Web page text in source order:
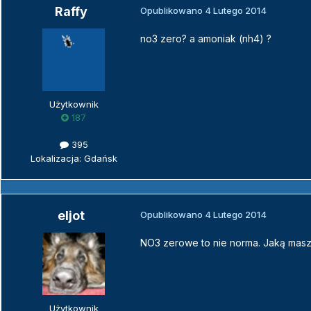
Raffy
Użytkownik
187
395
Lokalizacja: Gdańsk
Opublikowano 4 Lutego 2014
no3 zero? a amoniak (nh4) ?
eljot
Użytkownik
Opublikowano 4 Lutego 2014
NO3 zerowe to nie norma. Jaką